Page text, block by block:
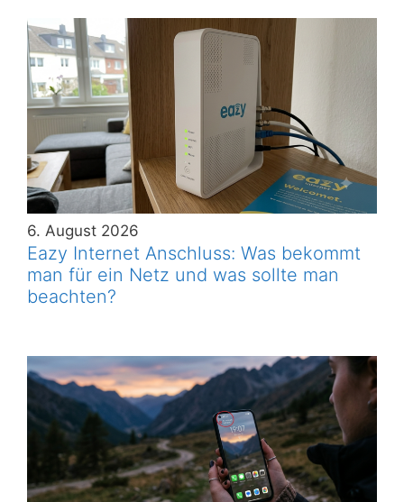
6. August 2026
Eazy Internet Anschluss: Was bekommt
man für ein Netz und was sollte man
beachten?